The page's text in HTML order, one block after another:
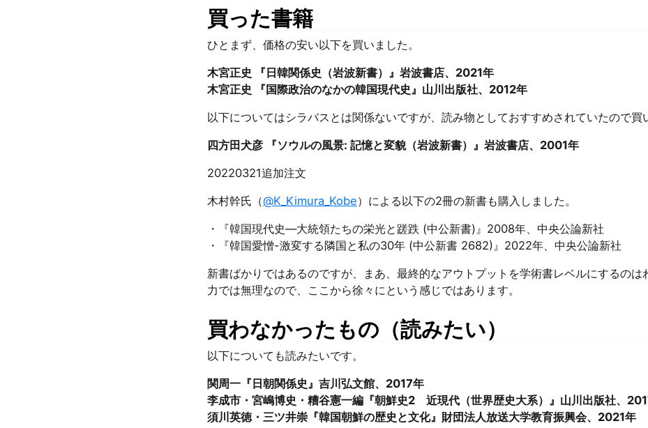
買った書籍
ひとまず、価格の安い以下を買いました。
木宮正史 『日韓関係史（岩波新書）』岩波書店、2021年
木宮正史 『国際政治のなかの韓国現代史』山川出版社、2012年
以下についてはシラバスとは関係ないですが、読み物としておすすめされていたので買
四方田犬彦 『ソウルの風景: 記憶と変貌（岩波新書）』岩波書店、2001年
20220321追加注文
木村幹氏（@K_Kimura_Kobe）による以下の2冊の新書も購入しました。
・『韓国現代史―大統領たちの栄光と蹉跌 (中公新書)』2008年、中央公論新社
・『韓国愛憎-激変する隣国と私の30年 (中公新書 2682)』2022年、中央公論新社
新書ばかりではあるのですが、まあ、最終的なアウトプットを学術書レベルにするのは
力では無理なので、ここから徐々にという感じではあります。
買わなかったもの（読みたい）
以下についても読みたいです。
関周一『日朝関係史』吉川弘文館、2017年
李成市・宮嶋博史・糟谷憲一編『朝鮮史2 近現代（世界歴史大系）』山川出版社、
須川英徳・三ツ井崇『韓国朝鮮の歴史と文化』財団法人放送大学教育振興会、2021年